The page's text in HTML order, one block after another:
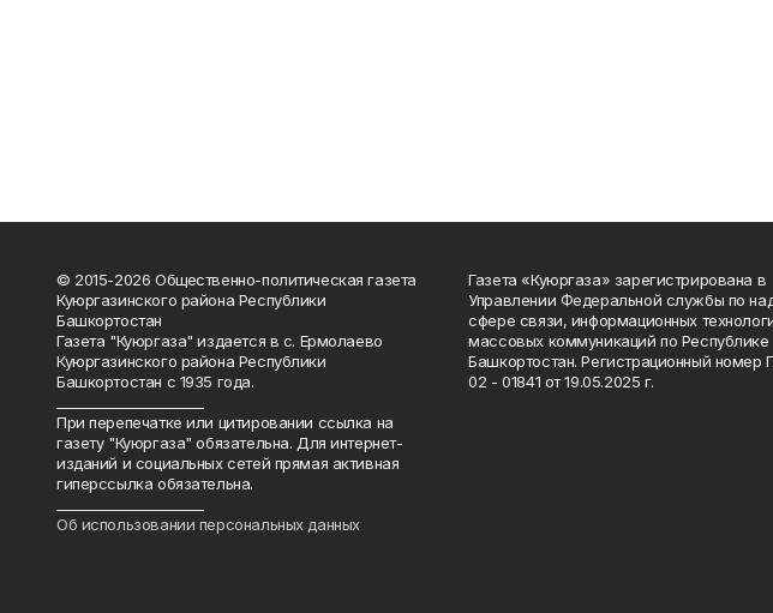
© 2015-2026 Общественно-политическая газета
Куюргазинского района Республики
Башкортостан
Газета "Куюргаза" издается в с. Ермолаево
Куюргазинского района Республики
Башкортостан с 1935 года.
При перепечатке или цитировании ссылка на
газету "Куюргаза" обязательна. Для интернет-
изданий и социальных сетей прямая активная
гиперссылка обязательна.
Об использовании персональных данных
Газета «Куюргаза» зарегистрирована в
Управлении Федеральной службы по
сфере связи, информационных
массовых коммуникаций по Республике
Башкортостан. Регистрационный
02 - 01841 от 19.05.2025 г.